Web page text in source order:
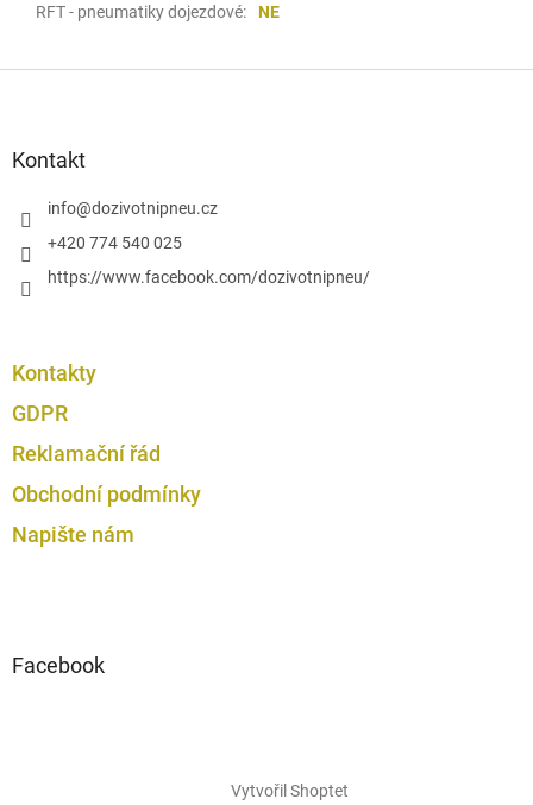
RFT - pneumatiky dojezdové: NE
Kontakt
info@dozivotnipneu.cz
+420 774 540 025
https://www.facebook.com/dozivotnipneu/
Kontakty
GDPR
Reklamační řád
Obchodní podmínky
Napište nám
Facebook
Vytvořil Shoptet